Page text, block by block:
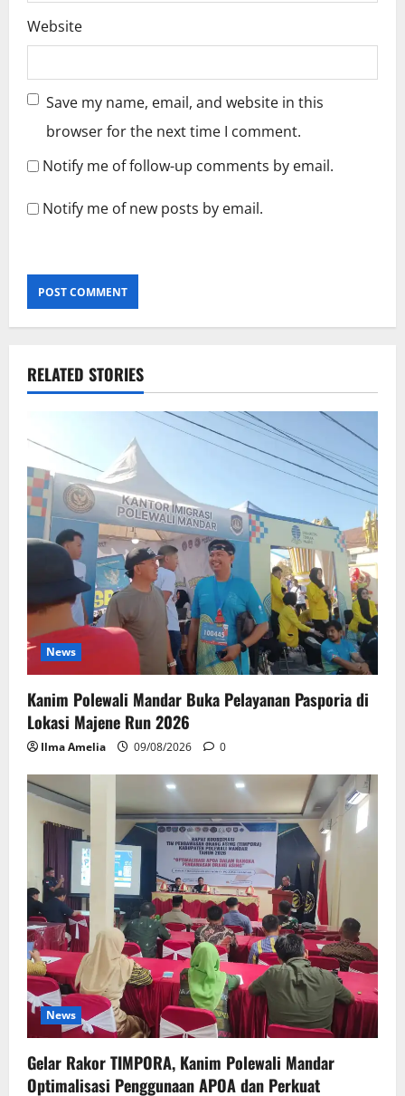
Website
Save my name, email, and website in this
browser for the next time I comment.
Notify me of follow-up comments by email.
Notify me of new posts by email.
RELATED STORIES
News
Kanim Polewali Mandar Buka Pelayanan Pasporia di
Lokasi Majene Run 2026
Ilma Amelia 09/08/2026 0
News
Gelar Rakor TIMPORA, Kanim Polewali Mandar
Optimalisasi Penggunaan APOA dan Perkuat